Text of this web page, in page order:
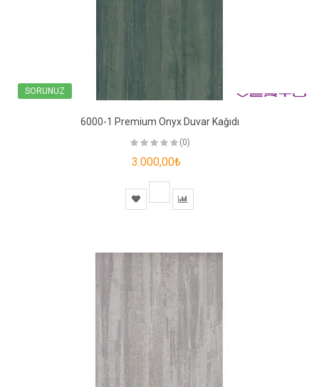
SORUNUZ
6000-1 Premium Onyx Duvar Kağıdı
(0)
3.000,00₺